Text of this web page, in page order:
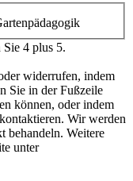
4 plus 5.
widerrufen, indem
Sie in der Fußzeile
können, oder indem
Wir werden
behandeln. Weitere
unter